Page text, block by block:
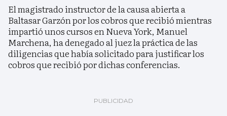
El magistrado instructor de la causa abierta a
Baltasar Garzón por los cobros que recibió mientras
impartió unos cursos en Nueva York, Manuel
Marchena, ha denegado al juez la práctica de las
diligencias que había solicitado para justificar los
cobros que recibió por dichas conferencias.